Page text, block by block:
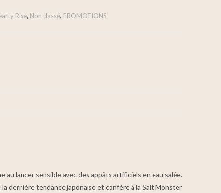
Rise, Non classé, PROMOTIONS
lancer sensible avec des appâts artificiels en eau salée.
dernière tendance japonaise et confère à la Salt Monster